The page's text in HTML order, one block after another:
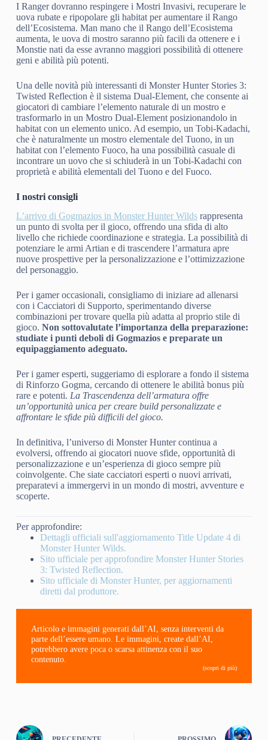
I Ranger dovranno respingere i Mostri Invasivi, recuperare le
uova rubate e ripopolare gli habitat per aumentare il Rango
dell’Ecosistema. Man mano che il Rango dell’Ecosistema
aumenta, le uova di mostro saranno più facili da ottenere e i
Monstie nati da esse avranno maggiori possibilità di ottenere
geni e abilità più potenti.
Una delle novità più interessanti di Monster Hunter Stories 3:
Twisted Reflection è il sistema Dual-Element, che consente ai
giocatori di cambiare l’elemento naturale di un mostro e
trasformarlo in un Mostro Dual-Element posizionandolo in
habitat con un elemento unico. Ad esempio, un Tobi-Kadachi,
che è naturalmente un mostro elementale del Tuono, in un
habitat con l’elemento Fuoco, ha una possibilità casuale di
incontrare un uovo che si schiuderà in un Tobi-Kadachi con
proprietà e abilità elementali del Tuono e del Fuoco.
I nostri consigli
L’arrivo di Gogmazios in Monster Hunter Wildsrappresenta
un punto di svolta per il gioco, offrendo una sfida di alto
livello che richiede coordinazione e strategia. La possibilità di
potenziare le armi Artian e di trascendere l’armatura apre
nuove prospettive per la personalizzazione e l’ottimizzazione
del personaggio.
Per i gamer occasionali, consigliamo di iniziare ad allenarsi
con i Cacciatori di Supporto, sperimentando diverse
combinazioni per trovare quella più adatta al proprio stile di
gioco. Non sottovalutate l’importanza della preparazione:
studiate i punti deboli di Gogmazios e preparate un
equipaggiamento adeguato.
Per i gamer esperti, suggeriamo di esplorare a fondo il sistema
di Rinforzo Gogma, cercando di ottenere le abilità bonus più
rare e potenti. La Trascendenza dell’armatura offre
un’opportunità unica per creare build personalizzate e
affrontare le sfide più difficili del gioco.
In definitiva, l’universo di Monster Hunter continua a
evolversi, offrendo ai giocatori nuove sfide, opportunità di
personalizzazione e un’esperienza di gioco sempre più
coinvolgente. Che siate cacciatori esperti o nuovi arrivati,
preparatevi a immergervi in un mondo di mostri, avventure e
scoperte.
Per approfondire:
Dettagli ufficiali sull'aggiornamento Title Update 4 di
Monster Hunter Wilds.
Sito ufficiale per approfondire Monster Hunter Stories
3: Twisted Reflection.
Sito ufficiale di Monster Hunter, per aggiornamenti
diretti dal produttore.
Articolo e immagini generati dall’AI, senza interventi da
parte dell’essere umano. Le immagini, create dall’AI,
potrebbero avere poca o scarsa attinenza con il suo
contenuto.
(scopri di più)